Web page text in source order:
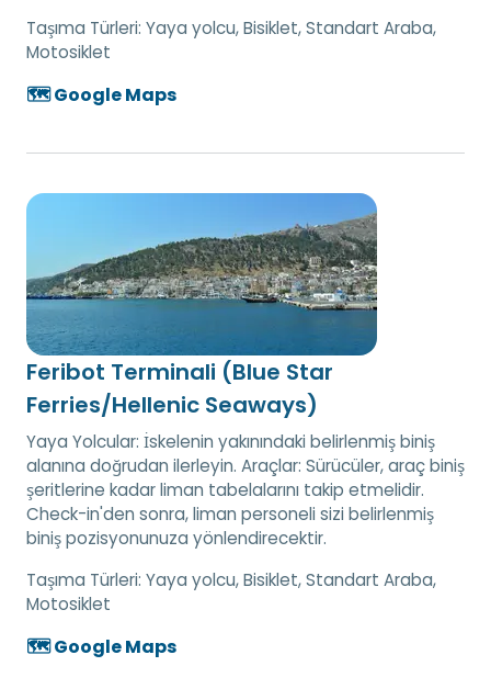
Taşıma Türleri: Yaya yolcu, Bisiklet, Standart Araba,
Motosiklet
🗺️ Google Maps
Feribot Terminali (Blue Star
Ferries/Hellenic Seaways)
Yaya Yolcular: İskelenin yakınındaki belirlenmiş biniş
alanına doğrudan ilerleyin. Araçlar: Sürücüler, araç biniş
şeritlerine kadar liman tabelalarını takip etmelidir.
Check-in'den sonra, liman personeli sizi belirlenmiş
biniş pozisyonunuza yönlendirecektir.
Taşıma Türleri: Yaya yolcu, Bisiklet, Standart Araba,
Motosiklet
🗺️ Google Maps